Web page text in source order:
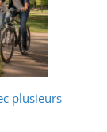
plusieurs